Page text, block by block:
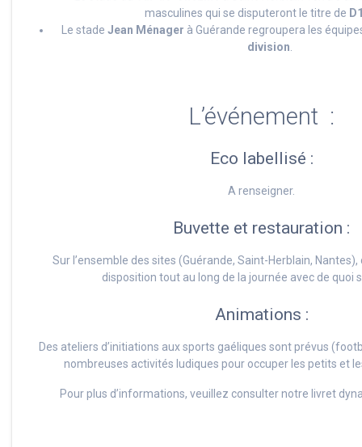
masculines qui se disputeront le titre de
Le stade Jean Ménager à Guérande regroupera les
division.
L’événement :
Eco labellisé :
A renseigner.
Buvette et restauration :
Sur l’ensemble des sites (Guérande, Saint-Herblain,
disposition tout au long de la journée avec de quoi
Animations :
Des ateliers d’initiations aux sports gaéliques sont prévus
nombreuses activités ludiques pour occuper les petits et
Pour plus d’informations, veuillez consulter notre livret